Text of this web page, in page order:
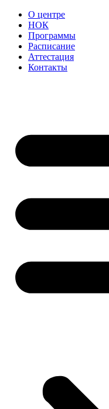
О центре
НОК
Программы
Расписание
Аттестация
Контакты